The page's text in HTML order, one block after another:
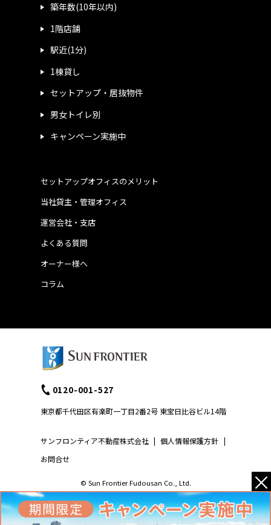
築年数(10年以内)
1階店舗
駅近(1分)
1棟貸し
セットアップ・居抜物件
男女トイレ別
キャンペーン実施中
運営会社・支店
よくある質問
当社貸主・管理オフィス
オーナー様へ
コラム
セットアップオフィスのメリット
サンフロンティア不動産株式会社 | 個人情報保護方針 |
お問合せ
0120-001-527
東京都千代田区有楽町一丁目2番2号 東宝日比谷ビル14階
© Sun Frontier Fudousan Co., Ltd. ×